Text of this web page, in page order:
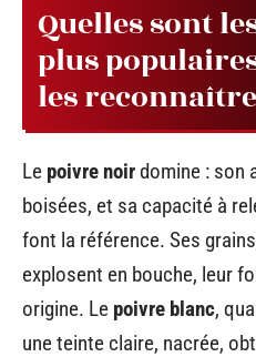
Quelles sont
plus
les
Le poivre noirdomine : son
boisées, et sa capacité à
font la référence. Ses
explosent en bouche, leur
origine. Le poivre blanc,
une teinte claire, nacrée,